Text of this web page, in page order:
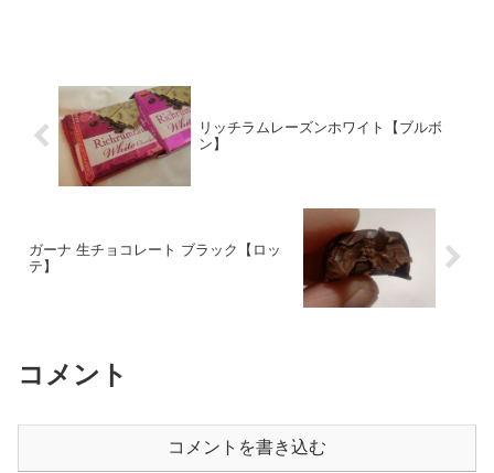
リッチラムレーズンホワイト【ブルボ
ン】
ガーナ 生チョコレート ブラック【ロッ
テ】
コメント
コメントを書き込む